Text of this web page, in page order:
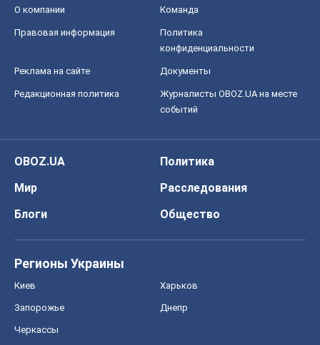
О компании Команда
Правовая информация
Политика
конфиденциальности
Реклама на сайте Документы
Редакционная политика
Журналисты OBOZ.UA на месте
событий
OBOZ.UA
Политика
Мир
Расследования
Блоги
Общество
Регионы Украины
Киев Харьков
Запорожье Днепр
Черкассы